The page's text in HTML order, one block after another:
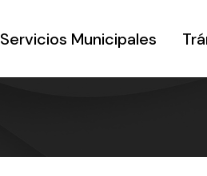
Servicios Municipales